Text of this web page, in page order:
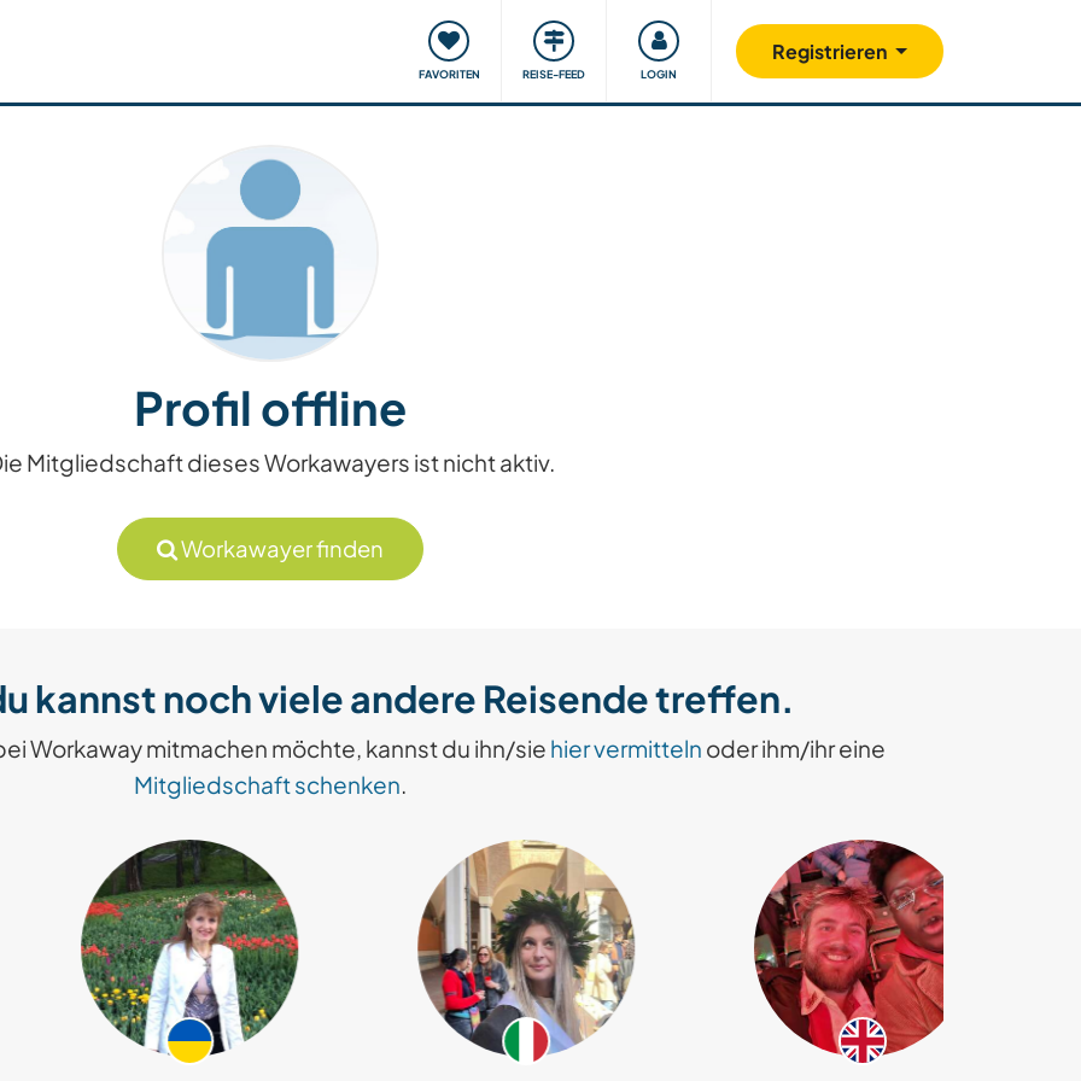
FAVORITEN REISE-FEED LOGIN
Registrieren
Reisen & Lernen Unsere Community Gutes tun
Profil offline
Mitgliedschaft dieses Workawayers ist nicht aktiv.
Workawayer finden
kannst noch viele andere Reisende treffen.
Workaway mitmachen möchte, kannst du ihn/sie hier vermitteln oder ihm/ihr eine
Mitgliedschaft schenken